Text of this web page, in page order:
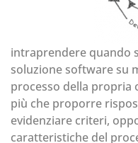
intraprendere quando
soluzione software su
processo della propria
più che proporre
evidenziare criteri,
caratteristiche del